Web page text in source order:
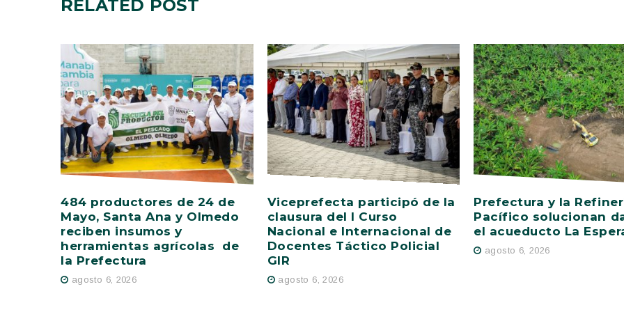
RELATED POST
484 productores de 24 de
Mayo, Santa Ana y Olmedo
reciben insumos y
herramientas agrícolas de
la Prefectura
agosto 6, 2026
Viceprefecta participó de la
clausura del I Curso
Nacional e Internacional de
Docentes Táctico Policial
GIR
agosto 6, 2026
Prefectura y la
Pacífico solucionan
el acueducto La
agosto 6, 2026